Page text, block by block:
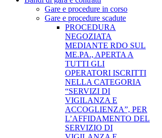
Gare e procedure in corso
Gare e procedure scadute
PROCEDURA
NEGOZIATA
MEDIANTE RDO SUL
ME.PA., APERTA A
TUTTI GLI
OPERATORI ISCRITTI
NELLA CATEGORIA
“SERVIZI DI
VIGILANZA E
ACCOGLIENZA”, PER
L’AFFIDAMENTO DEL
SERVIZIO DI